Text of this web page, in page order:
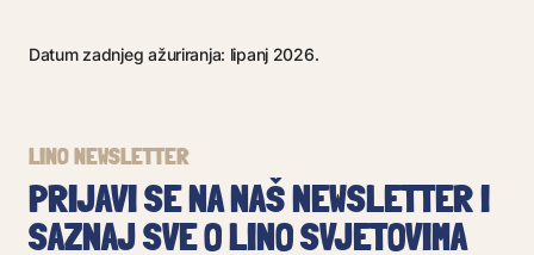
Datum zadnjeg ažuriranja: lipanj 2026.
LINO NEWSLETTER
PRIJAVI SE NA NAŠ NEWSLETTER I
SAZNAJ SVE O LINO SVJETOVIMA